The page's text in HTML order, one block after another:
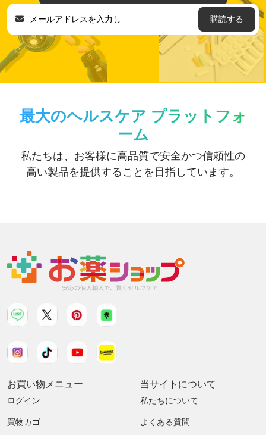
購読する
最大のヘルスケア プラットフォ
ーム
私たちは、お客様に高品質で安全かつ信頼性の
高い製品を提供することを目指しています。
お買い物メニュー
ログイン
買物カゴ
当サイトについて
私たちについて
よくある質問